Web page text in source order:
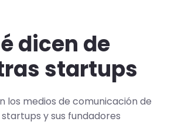
dicen de
startups
los medios de comunicación de
y sus fundadores